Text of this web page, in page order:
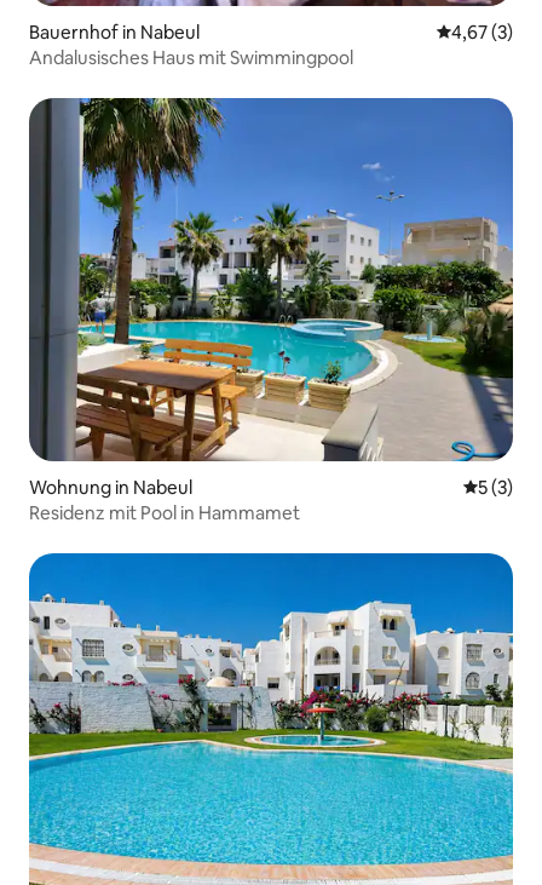
Bauernhof in Nabeul‎
4,67 (3)
Andalusisches Haus mit Swimmingpool
Wohnung in Nabeul‎
5 (3)
Residenz mit Pool in Hammamet